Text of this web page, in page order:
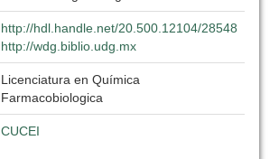
http://hdl.handle.net/20.500.12104/28548
http://wdg.biblio.udg.mx
Licenciatura en Química
Farmacobiologica
CUCEI